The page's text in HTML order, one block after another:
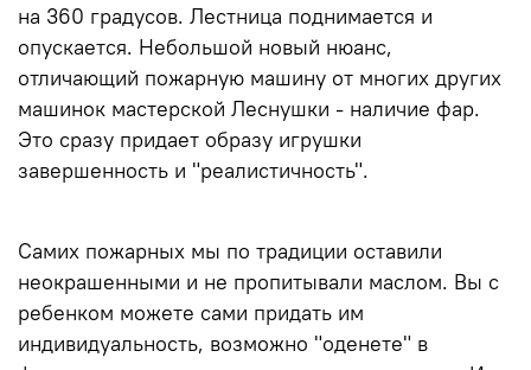
на 360 градусов. Лестница поднимается и
опускается. Небольшой новый нюанс,
отличающий пожарную машину от многих других
машинок мастерской Леснушки - наличие фар.
Это сразу придает образу игрушки
завершенность и "реалистичность".
Самих пожарных мы по традиции оставили
неокрашенными и не пропитывали маслом. Вы с
ребенком можете сами придать им
индивидуальность, возможно "оденете" в